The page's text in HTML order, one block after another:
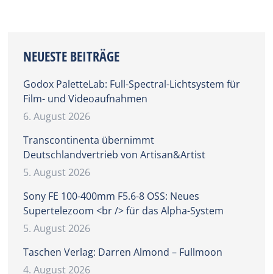
NEUESTE BEITRÄGE
Godox PaletteLab: Full-Spectral-Lichtsystem für
Film- und Videoaufnahmen
6. August 2026
Transcontinenta übernimmt
Deutschlandvertrieb von Artisan&Artist
5. August 2026
Sony FE 100-400mm F5.6-8 OSS: Neues
Supertelezoom <br /> für das Alpha-System
5. August 2026
Taschen Verlag: Darren Almond – Fullmoon
4. August 2026